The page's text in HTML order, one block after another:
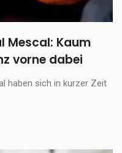
Mescal: Kaum
vorne dabei
haben sich in kurzer Zeit